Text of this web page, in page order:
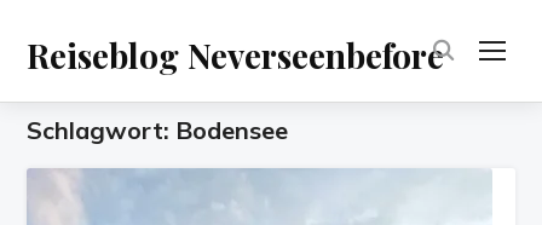
Reiseblog Neverseenbefore
Schlagwort: Bodensee